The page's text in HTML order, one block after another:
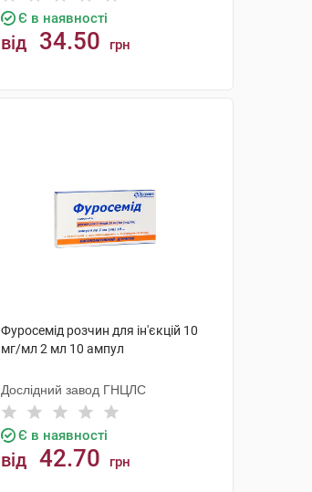
Є в наявності
від 34.50 грн
Фуросемід розчин для ін'єкцій 10
мг/мл 2 мл 10 ампул
Дослідний завод ГНЦЛС
Є в наявності
від 42.70 грн